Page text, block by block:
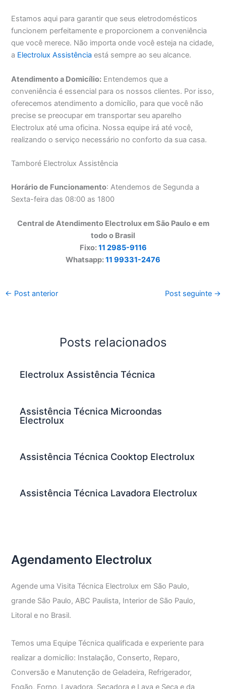
Estamos aqui para garantir que seus eletrodomésticos
funcionem perfeitamente e proporcionem a conveniência
que você merece. Não importa onde você esteja na cidade,
a Electrolux Assistência está sempre ao seu alcance.
Atendimento a Domicílio: Entendemos que a
conveniência é essencial para os nossos clientes. Por isso,
oferecemos atendimento a domicílio, para que você não
precise se preocupar em transportar seu aparelho
Electrolux até uma oficina. Nossa equipe irá até você,
realizando o serviço necessário no conforto da sua casa.
Tamboré Electrolux Assistência
Horário de Funcionamento: Atendemos de Segunda a
Sexta-feira das 08:00 as 1800
Central de Atendimento Electrolux em São Paulo e em
todo o Brasil
Fixo:11 2985-9116
Whatsapp:11 99331-2476
← Post anterior Post seguinte →
Posts relacionados
Electrolux Assistência Técnica
Assistência Técnica Microondas
Electrolux
Assistência Técnica Cooktop Electrolux
Assistência Técnica Lavadora Electrolux
Agendamento Electrolux
Agende uma Visita Técnica Electrolux em São Paulo,
grande São Paulo, ABC Paulista, Interior de São Paulo,
Litoral e no Brasil.
Temos uma Equipe Técnica qualificada e experiente para
realizar a domicílio: Instalação, Conserto, Reparo,
Conversão e Manutenção de Geladeira, Refrigerador,
Fogão, Forno, Lavadora, Secadora e Lava e Seca e da